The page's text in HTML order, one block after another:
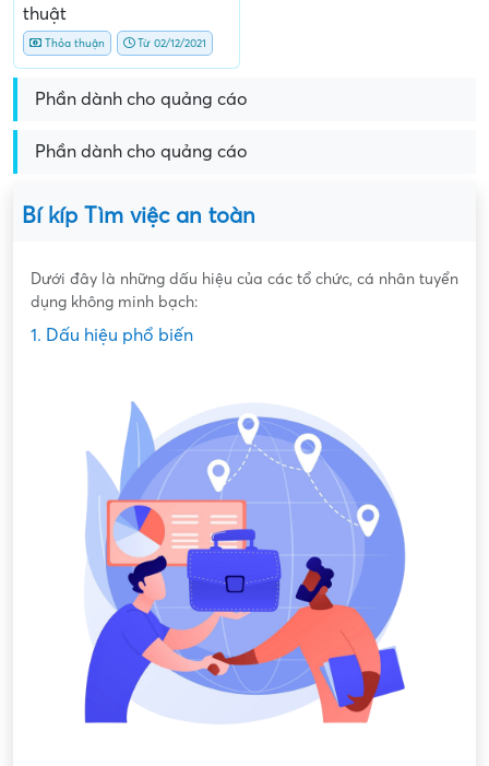
thuật
Thỏa thuận Từ 02/12/2021
Phần dành cho quảng cáo
Phần dành cho quảng cáo
Bí kíp Tìm việc an toàn
Dưới đây là những dấu hiệu của các tổ chức, cá nhân tuyển
dụng không minh bạch:
1. Dấu hiệu phổ biến